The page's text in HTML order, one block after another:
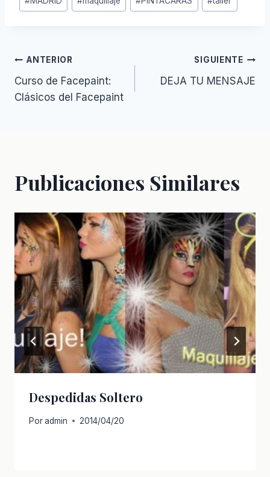
de
Navegación
de
ANTERIOR
Curso de Facepaint:
Clásicos del Facepaint
SIGUIENTE
DEJA TU MENSAJE
Publicaciones Similares
Despedidas Soltero
Poradmin 2014/04/20